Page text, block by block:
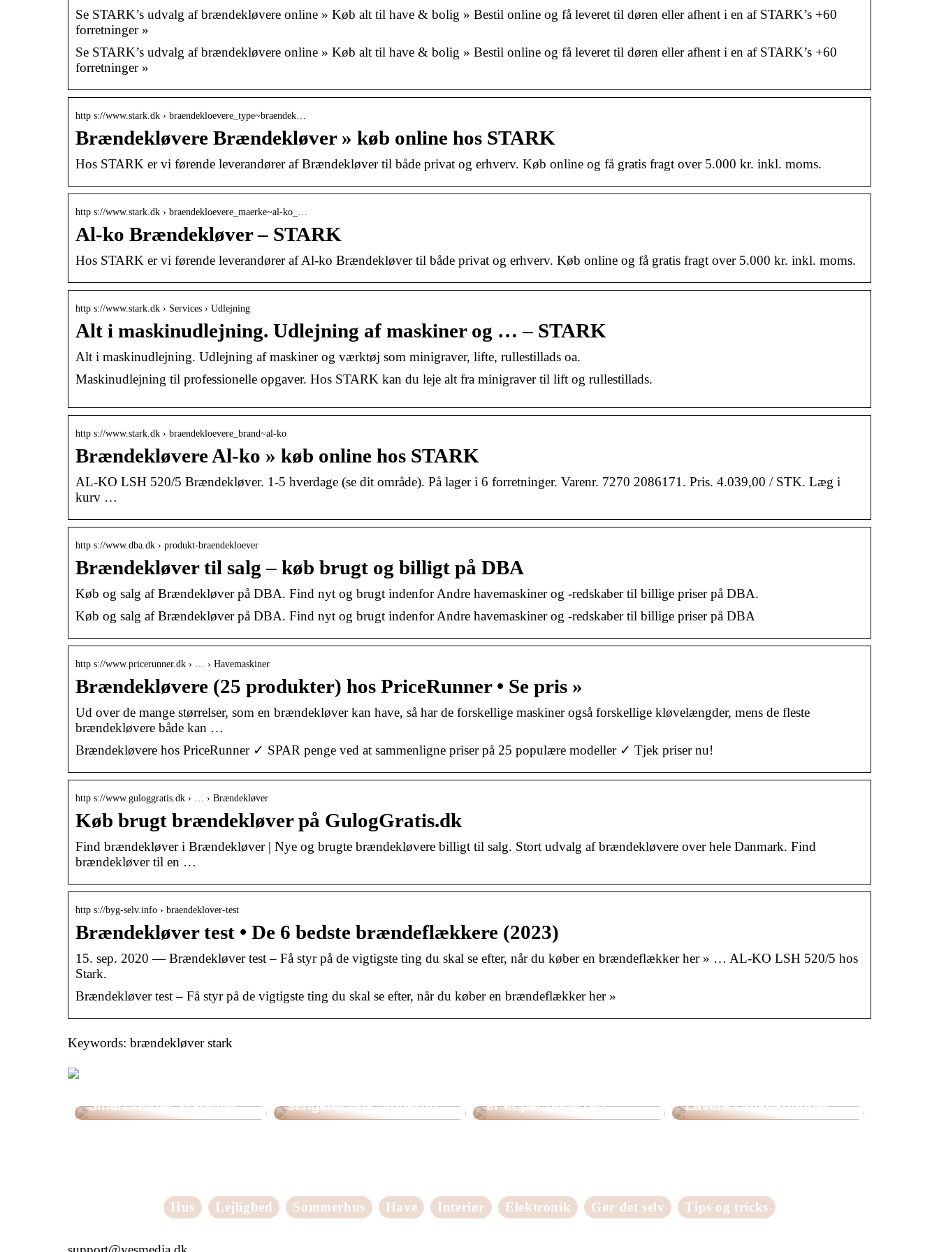
Se STARK’s udvalg af brændekløvere online » Køb alt til have & bolig » Bestil online og få leveret til døren eller afhent i en af STARK’s +60
forretninger »
Se STARK’s udvalg af brændekløvere online » Køb alt til have & bolig » Bestil online og få leveret til døren eller afhent i en af STARK’s +60
forretninger »
http s://www.stark.dk › braendekloevere_type~braendek…
Brændekløvere Brændekløver » køb online hos STARK
Hos STARK er vi førende leverandører af Brændekløver til både privat og erhverv. Køb online og få gratis fragt over 5.000 kr. inkl. moms.
http s://www.stark.dk › braendekloevere_maerke~al-ko_…
Al-ko Brændekløver – STARK
Hos STARK er vi førende leverandører af Al-ko Brændekløver til både privat og erhverv. Køb online og få gratis fragt over 5.000 kr. inkl. moms.
http s://www.stark.dk › Services › Udlejning
Alt i maskinudlejning. Udlejning af maskiner og … – STARK
Alt i maskinudlejning. Udlejning af maskiner og værktøj som minigraver, lifte, rullestillads oa.
Maskinudlejning til professionelle opgaver. Hos STARK kan du leje alt fra minigraver til lift og rullestillads.
http s://www.stark.dk › braendekloevere_brand~al-ko
Brændekløvere Al-ko » køb online hos STARK
AL-KO LSH 520/5 Brændekløver. 1-5 hverdage (se dit område). På lager i 6 forretninger. Varenr. 7270 2086171. Pris. 4.039,00 / STK. Læg i
kurv …
http s://www.dba.dk › produkt-braendekloever
Brændekløver til salg – køb brugt og billigt på DBA
Køb og salg af Brændekløver på DBA. Find nyt og brugt indenfor Andre havemaskiner og -redskaber til billige priser på DBA.
Køb og salg af Brændekløver på DBA. Find nyt og brugt indenfor Andre havemaskiner og -redskaber til billige priser på DBA
http s://www.pricerunner.dk › … › Havemaskiner
Brændekløvere (25 produkter) hos PriceRunner • Se pris »
Ud over de mange størrelser, som en brændekløver kan have, så har de forskellige maskiner også forskellige kløvelængder, mens de fleste
brændekløvere både kan …
Brændekløvere hos PriceRunner ✓ SPAR penge ved at sammenligne priser på 25 populære modeller ✓ Tjek priser nu!
http s://www.guloggratis.dk › … › Brændekløver
Køb brugt brændekløver på GulogGratis.dk
Find brændekløver i Brændekløver | Nye og brugte brændekløvere billigt til salg. Stort udvalg af brændekløvere over hele Danmark. Find
brændekløver til en …
http s://byg-selv.info › braendeklover-test
Brændekløver test • De 6 bedste brændeflækkere (2023)
15. sep. 2020 — Brændekløver test – Få styr på de vigtigste ting du skal se efter, når du køber en brændeflækker her » … AL-KO LSH 520/5 hos
Stark.
Brændekløver test – Få styr på de vigtigste ting du skal se efter, når du køber en brændeflækker her »
Keywords: brændekløver stark
Smart Home Systemer
sengetøj hos Sinnerup
er et par gode råd
Lavere Omkostninger
Hus Lejlighed Sommerhus Have Interiør Elektronik Gør det selv Tips og tricks